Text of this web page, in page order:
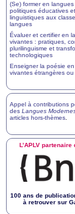
(Se) former en
politiques éducatives et
linguistiques aux
langues
Évaluer et certifier en
vivantes : pratiques,
plurilinguisme et
technologiques
Enseigner la poésie
vivantes étrangères
Appel à contributions
des Langues
articles hors-thèmes
L’APLV partenaire
100 ans de
à retrouver sur